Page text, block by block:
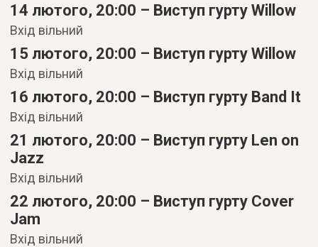
14 лютого, 20:00 – Виступ гурту Willow
Вхід вільний
15 лютого, 20:00 – Виступ гурту Willow
Вхід вільний
16 лютого, 20:00 – Виступ гурту Band It
Вхід вільний
21 лютого, 20:00 – Виступ гурту Len on
Jazz
Вхід вільний
22 лютого, 20:00 – Виступ гурту Cover
Jam
Вхід вільний